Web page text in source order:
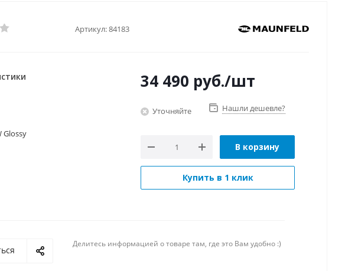
Артикул:84183
Glossy
34 490 руб./шт
Уточняйте Нашли дешевле?
В корзину
Купить в 1 клик
Делитесь информацией о товаре там, где это Вам удобно :)